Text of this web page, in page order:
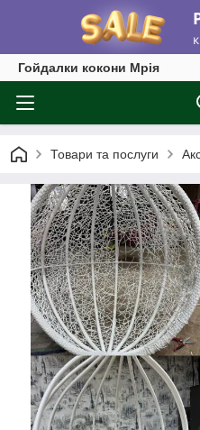
Гойдалки кокони Мрія
Товари та послуги